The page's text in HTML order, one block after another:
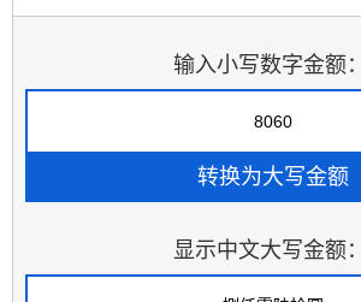
输入小写数字金额：
显示中文大写金额：